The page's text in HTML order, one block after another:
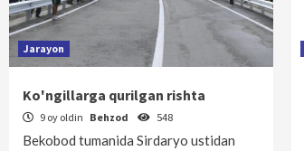
Jarayon
Ko'ngillarga qurilgan rishta
9 oy oldin Behzod 548
Bekobod tumanida Sirdaryo ustidan